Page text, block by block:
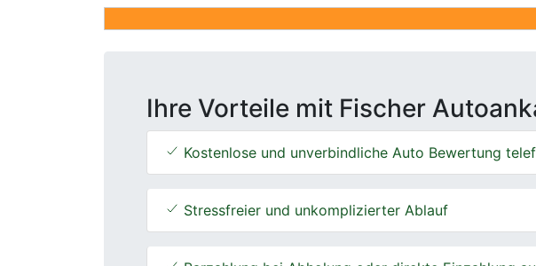
Ihre Vorteile mit Fischer
Kostenlose und unverbindliche Auto Bewertung
Stressfreier und unkomplizierter Ablauf